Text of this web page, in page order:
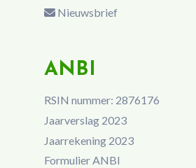
Nieuwsbrief
ANBI
RSIN nummer: 2876176
Jaarverslag 2023
Jaarrekening 2023
Formulier ANBI